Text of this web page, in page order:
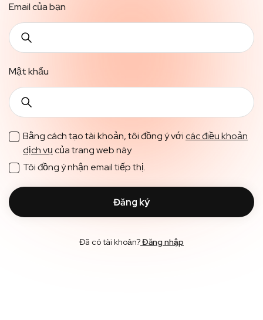
Email của bạn
Mật khẩu
Bằng cách tạo tài khoản, tôi đồng ý vớicác điều khoản
dịch vụcủa trang web này
Tôi đồng ý nhận email tiếp thị.
Đã có tài khoản?Đăng nhập